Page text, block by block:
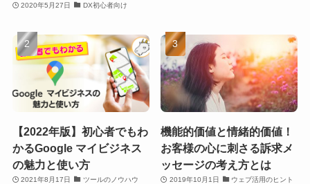
2020年5月27日 DX初心者向け
【2022年版】初心者でもわ
かるGoogle マイビジネス
の魅力と使い方
2021年8月17日 ツールのノウハウ
機能的価値と情緒的価値！
お客様の心に刺さる訴求メ
ッセージの考え方とは
2019年10月1日 ウェブ活用のヒント